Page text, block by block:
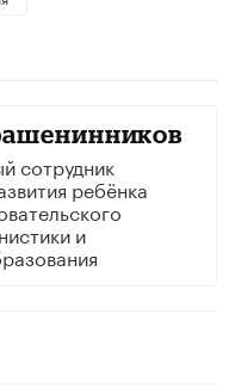
сотрудник
ребёнка
и